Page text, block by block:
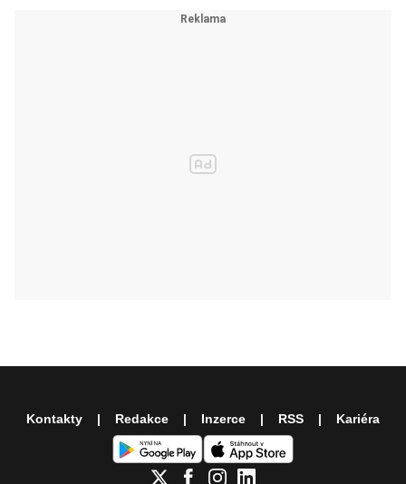
Kontakty Redakce Inzerce RSS Kariéra